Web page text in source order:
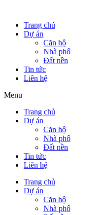
Trang chủ
Dự án
Căn hộ
Nhà phố
Đất nền
Tin tức
Liên hệ
Menu
Trang chủ
Dự án
Căn hộ
Nhà phố
Đất nền
Tin tức
Liên hệ
Trang chủ
Dự án
Căn hộ
Nhà phố